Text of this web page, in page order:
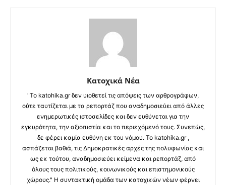
Κατοχικά Νέα
"Το katohika.gr δεν υιοθετεί τις απόψεις των αρθρογράφων,
ούτε ταυτίζεται με τα ρεπορτάζ που αναδημοσιεύει από άλλες
ενημερωτικές ιστοσελίδες και δεν ευθύνεται για την
εγκυρότητα, την αξιοπιστία και το περιεχόμενό τους. Συνεπώς,
δε φέρει καμία ευθύνη εκ του νόμου. Το katohika.gr ,
ασπάζεται βαθιά, τις Δημοκρατικές αρχές της πολυφωνίας και
ως εκ τούτου, αναδημοσιεύει κείμενα και ρεπορτάζ, από
όλους τους πολιτικούς, κοινωνικούς και επιστημονικούς
χώρους." Η συντακτική ομάδα των κατοχικών νέων φέρνει